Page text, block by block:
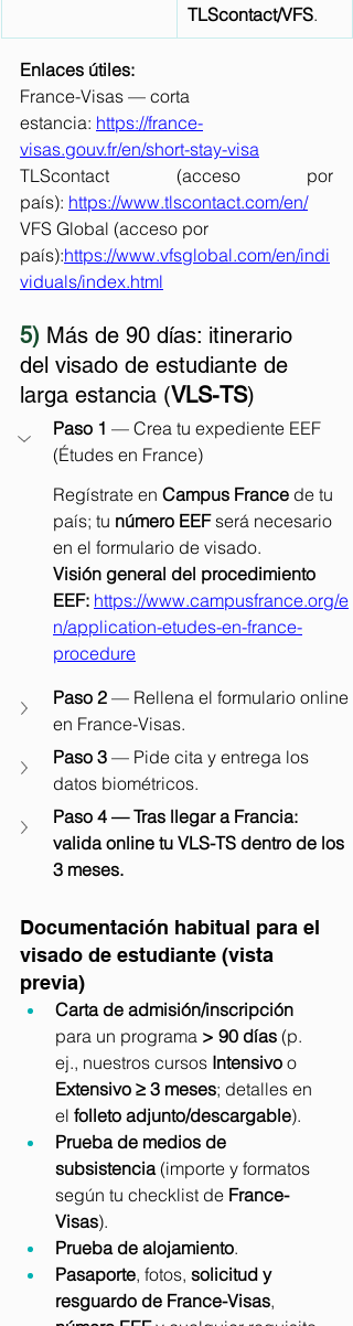
TLScontact/VFS.
Enlaces útiles:
France-Visas — corta
estancia: https://france-
visas.gouv.fr/en/short-stay-visa
TLScontact (acceso por
país): https://www.tlscontact.com/en/
VFS Global (acceso por
país):https://www.vfsglobal.com/en/indi
viduals/index.html
5) Más de 90 días: itinerario
del visado de estudiante de
larga estancia (VLS-TS)
Paso 1 — Crea tu expediente EEF
(Études en France)
Regístrate en Campus France de tu
país; tu número EEF será necesario
en el formulario de visado.
Visión general del procedimiento
EEF: https://www.campusfrance.org/e
n/application-etudes-en-france-
procedure
Paso 2 — Rellena el formulario online
en France-Visas.
Paso 3 — Pide cita y entrega los
datos biométricos.
Paso 4 — Tras llegar a Francia:
valida online tu VLS-TS dentro de los
3 meses.
Documentación habitual para el
visado de estudiante (vista
previa)
Carta de admisión/inscripción
para un programa > 90 días (p.
ej., nuestros cursos Intensivo o
Extensivo ≥ 3 meses; detalles en
el folleto adjunto/descargable).
Prueba de medios de
subsistencia (importe y formatos
según tu checklist de France-
Visas).
Prueba de alojamiento.
Pasaporte, fotos, solicitud y
resguardo de France-Visas,